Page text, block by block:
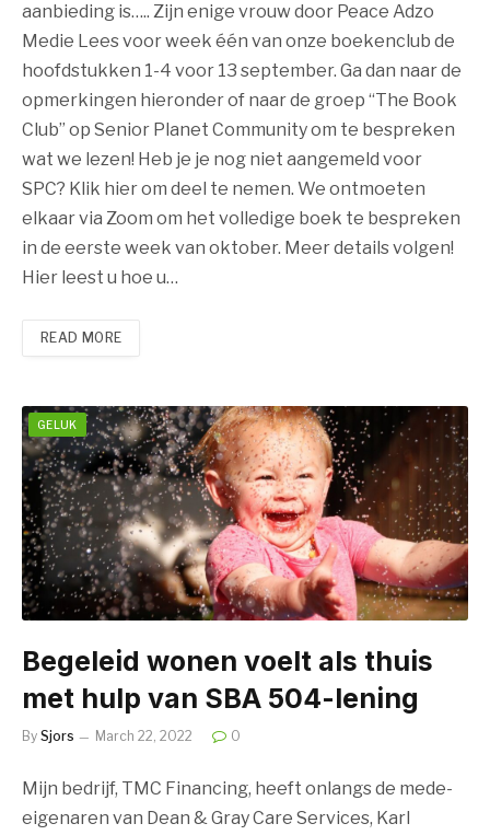
aanbieding is….. Zijn enige vrouw door Peace Adzo
Medie Lees voor week één van onze boekenclub de
hoofdstukken 1-4 voor 13 september. Ga dan naar de
opmerkingen hieronder of naar de groep “The Book
Club” op Senior Planet Community om te bespreken
wat we lezen! Heb je je nog niet aangemeld voor
SPC? Klik hier om deel te nemen. We ontmoeten
elkaar via Zoom om het volledige boek te bespreken
in de eerste week van oktober. Meer details volgen!
Hier leest u hoe u…
READ MORE
GELUK
Begeleid wonen voelt als thuis
met hulp van SBA 504-lening
By Sjors March 22, 2022 0
Mijn bedrijf, TMC Financing, heeft onlangs de mede-
eigenaren van Dean & Gray Care Services, Karl